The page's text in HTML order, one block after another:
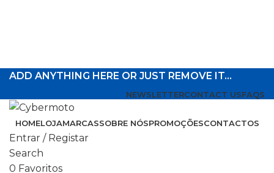
ADD ANYTHING HERE OR JUST REMOVE IT…
NEWSLETTERCONTACT USFAQS
HOMELOJAMARCASSOBRE NÓSPROMOÇÕESCONTACTOS
Entrar / Registar
Search
0 Favoritos